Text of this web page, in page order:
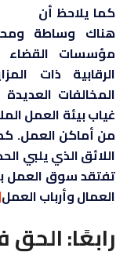
كما يلاحظ أن
هناك وساطة
مؤسسات القضاء
الرقابية ذات
المخالفات
غياب بيئة العمل
من أماكن العمل.
اللائق الذي يلبي
تفتقد سوق العمل
العمال وأرباب العمل
رابعًا: